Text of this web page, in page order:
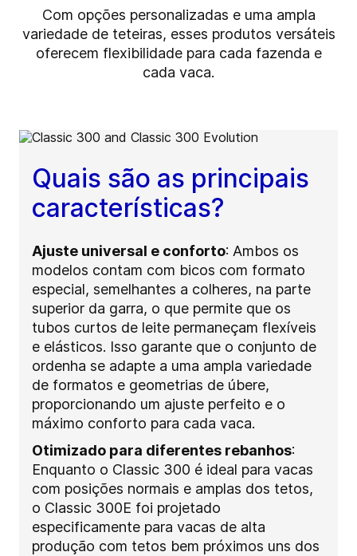
Com opções personalizadas e uma ampla
variedade de teteiras, esses produtos versáteis
oferecem flexibilidade para cada fazenda e
cada vaca.
Quais são as principais
características?
Ajuste universal e conforto: Ambos os
modelos contam com bicos com formato
especial, semelhantes a colheres, na parte
superior da garra, o que permite que os
tubos curtos de leite permaneçam flexíveis
e elásticos. Isso garante que o conjunto de
ordenha se adapte a uma ampla variedade
de formatos e geometrias de úbere,
proporcionando um ajuste perfeito e o
máximo conforto para cada vaca.
Otimizado para diferentes rebanhos:
Enquanto o Classic 300 é ideal para vacas
com posições normais e amplas dos tetos,
o Classic 300E foi projetado
especificamente para vacas de alta
produção com tetos bem próximos uns dos